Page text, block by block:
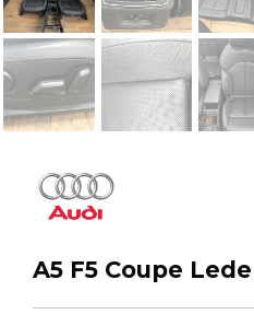
A5 F5 Coupe